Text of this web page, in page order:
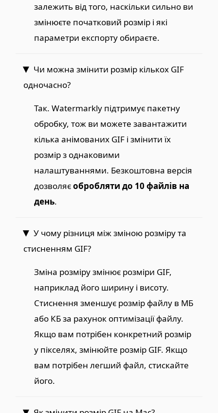
залежить від того, наскільки сильно ви
змінюєте початковий розмір і які
параметри експорту обираєте.
Чи можна змінити розмір кількох GIF
одночасно?
Так. Watermarkly підтримує пакетну
обробку, тож ви можете завантажити
кілька анімованих GIF і змінити їх
розмір з однаковими
налаштуваннями. Безкоштовна версія
дозволяєобробляти до 10 файлів на
день.
У чому різниця між зміною розміру та
стисненням GIF?
Зміна розміру змінює розміри GIF,
наприклад його ширину і висоту.
Стиснення зменшує розмір файлу в МБ
або КБ за рахунок оптимізації файлу.
Якщо вам потрібен конкретний розмір
у пікселях, змінюйте розмір GIF. Якщо
вам потрібен легший файл, стискайте
його.